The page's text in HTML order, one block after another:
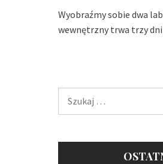
Wyobraźmy sobie dwa
wewnętrzny trwa trzy dni